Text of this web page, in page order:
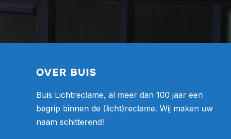
OVER BUIS
Buis Lichtreclame, al meer dan 100 jaar een
begrip binnen de (licht)reclame. Wij maken uw
naam schitterend!